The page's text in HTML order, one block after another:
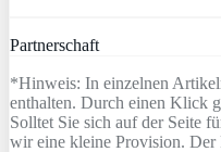
Partnerschaft
*Hinweis: In einzelnen
enthalten. Durch einen Klick
Solltet Sie sich auf der Seite
wir eine kleine Provision. Der